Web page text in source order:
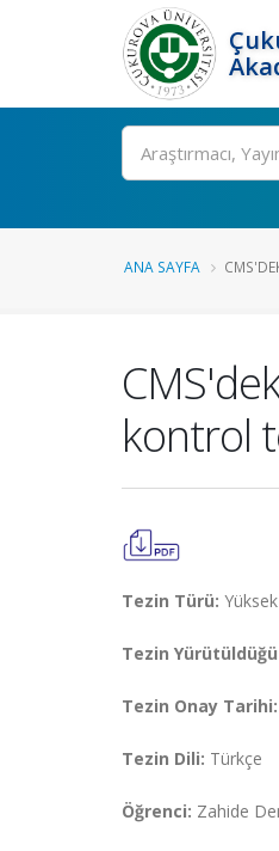
Ara
ANA SAYFA
kontrol
Tezin Türü:
Tezin
Tezin Onay Tarihi:
Tezin Dili: Türkçe
Öğrenci: Zahide